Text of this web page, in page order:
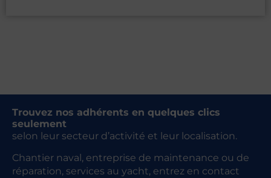
Trouvez nos adhérents en quelques clics
seulement
selon leur secteur d’activité et leur localisation.
Chantier naval, entreprise de maintenance ou de
réparation, services au yacht, entrez en contact